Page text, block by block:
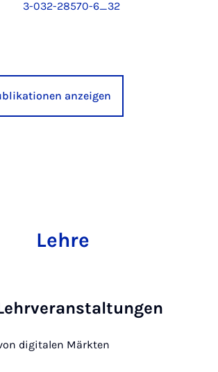
3-032-28570-6_32
anzeigen
Lehre
digitalen Märkten